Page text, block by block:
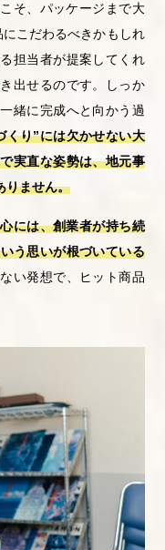
そ、パッケージまで大
にこだわるべきかもしれ
担当者が提案してくれ
出せるのです。しっか
緒に完成へと向かう過
くり”には欠かせない大
実直な姿勢は、地元事
りません。
には、創業者が持ち続
う思いが根づいている
い発想で、ヒット商品